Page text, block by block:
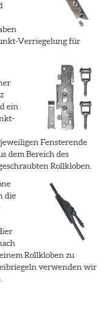
Verriegelung für
ein
Fensterende
dem Bereich des
Rollkloben.
die
Rollkloben zu
verwenden wir